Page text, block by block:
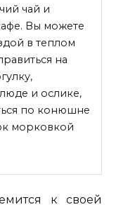
чай и
Вы можете
в теплом
на
и ослике,
по конюшне
морковкой
к своей